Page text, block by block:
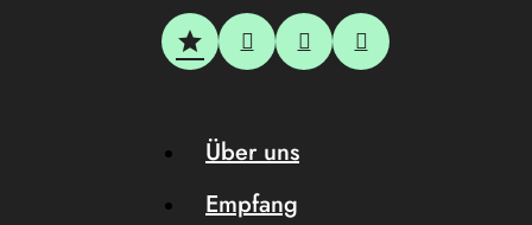
Über uns
Empfang